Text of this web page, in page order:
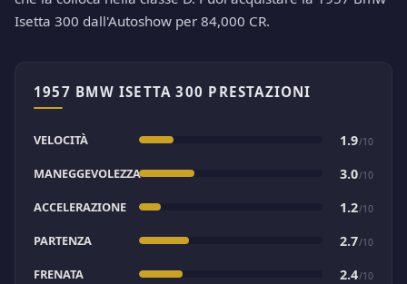
Isetta 300 dall'Autoshow per 84,000 CR.
1957 BMW ISETTA 300 PRESTAZIONI
VELOCITÀ 1.9/10
MANEGGEVOLEZZA 3.0/10
ACCELERAZIONE 1.2/10
PARTENZA 2.7/10
FRENATA 2.4/10